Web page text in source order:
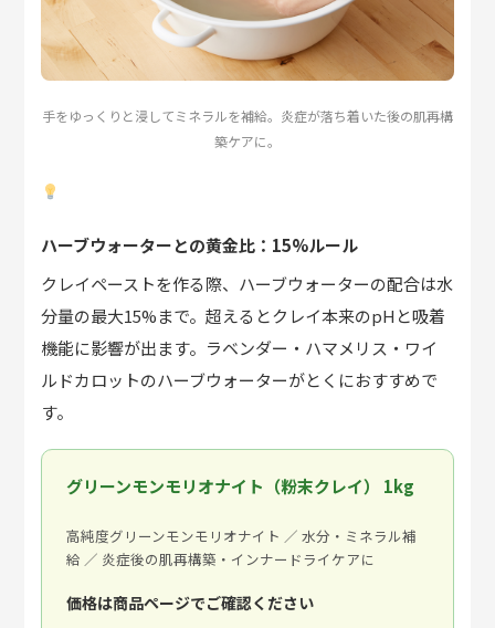
手をゆっくりと浸してミネラルを補給。炎症が落ち着いた後の肌再構
築ケアに。
ハーブウォーターとの黄金比：15%ルール
クレイペーストを作る際、ハーブウォーターの配合は水
分量の最大15%まで。超えるとクレイ本来のpHと吸着
機能に影響が出ます。ラベンダー・ハマメリス・ワイ
ルドカロットのハーブウォーターがとくにおすすめで
す。
グリーンモンモリオナイト（粉末クレイ） 1kg
高純度グリーンモンモリオナイト ／ 水分・ミネラル補
給 ／ 炎症後の肌再構築・インナードライケアに
価格は商品ページでご確認ください